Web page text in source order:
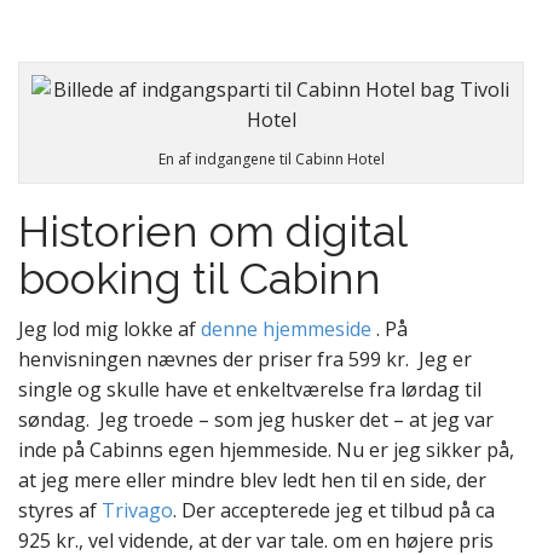
En af indgangene til Cabinn Hotel
Historien om digital
booking til Cabinn
Jeg lod mig lokke afdenne hjemmeside . På
henvisningen nævnes der priser fra 599 kr. Jeg er
single og skulle have et enkeltværelse fra lørdag til
søndag. Jeg troede – som jeg husker det – at jeg var
inde på Cabinns egen hjemmeside. Nu er jeg sikker på,
at jeg mere eller mindre blev ledt hen til en side, der
styres af Trivago. Der accepterede jeg et tilbud på ca
925 kr., vel vidende, at der var tale. om en højere pris